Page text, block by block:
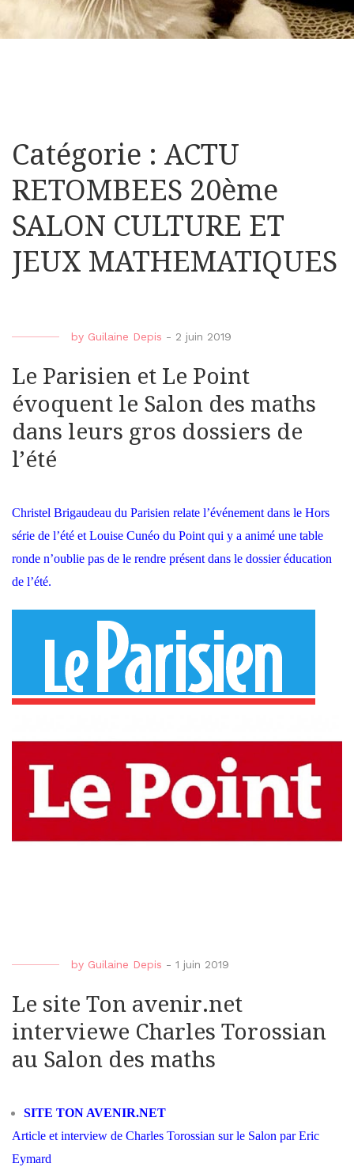
Catégorie : ACTU
RETOMBEES 20ème
SALON CULTURE ET
JEUX MATHEMATIQUES
by Guilaine Depis - 2 juin 2019
Le Parisien et Le Point
évoquent le Salon des maths
dans leurs gros dossiers de
l’été
Christel Brigaudeau du Parisien relate l’événement dans le Hors
série de l’été et Louise Cunéo du Point qui y a animé une table
ronde n’oublie pas de le rendre présent dans le dossier éducation
de l’été.
by Guilaine Depis - 1 juin 2019
Le site Ton avenir.net
interviewe Charles Torossian
au Salon des maths
SITE TON AVENIR.NET
Article et interview de Charles Torossian sur le Salon par Eric
Eymard